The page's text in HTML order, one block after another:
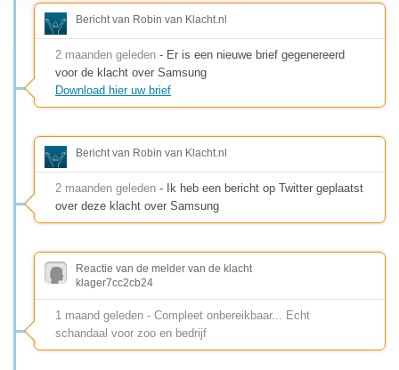
Bericht van Robin van Klacht.nl
2 maanden geleden - Er is een nieuwe brief gegenereerd
voor de klacht over Samsung
Download hier uw brief
Bericht van Robin van Klacht.nl
2 maanden geleden - Ik heb een bericht op Twitter geplaatst
over deze klacht over Samsung
Reactie van de melder van de klacht
klager7cc2cb24
1 maand geleden - Compleet onbereikbaar... Echt
schandaal voor zoo en bedrijf